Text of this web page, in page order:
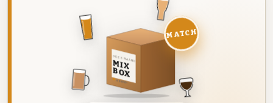
DEZE MAAND
MIX
BOX
8 BIEREN
MATCH